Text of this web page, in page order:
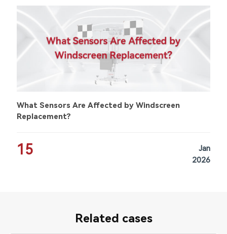
What Sensors Are Affected by Windscreen
Replacement?
15
Jan
2026
Related cases